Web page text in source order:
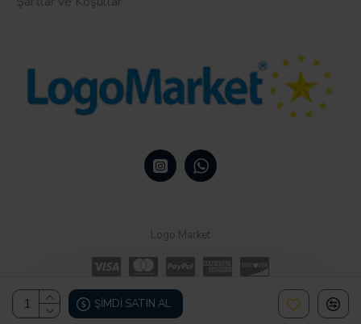
ŞIMDI SATIN AL
Logo Market
Design, Hosting & Support By Shopgez.com